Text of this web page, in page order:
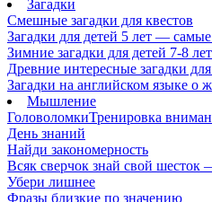
Загадки
Смешные загадки для квестов
Загадки для детей 5 лет —
Зимние загадки для детей 7-8
Древние интересные загадки
Загадки на английском языке о
Мышление
ГоловоломкиТренировка
День знаний
Найди закономерность
Всяк сверчок знай свой шесток
Убери лишнее
Фразы близкие по значению